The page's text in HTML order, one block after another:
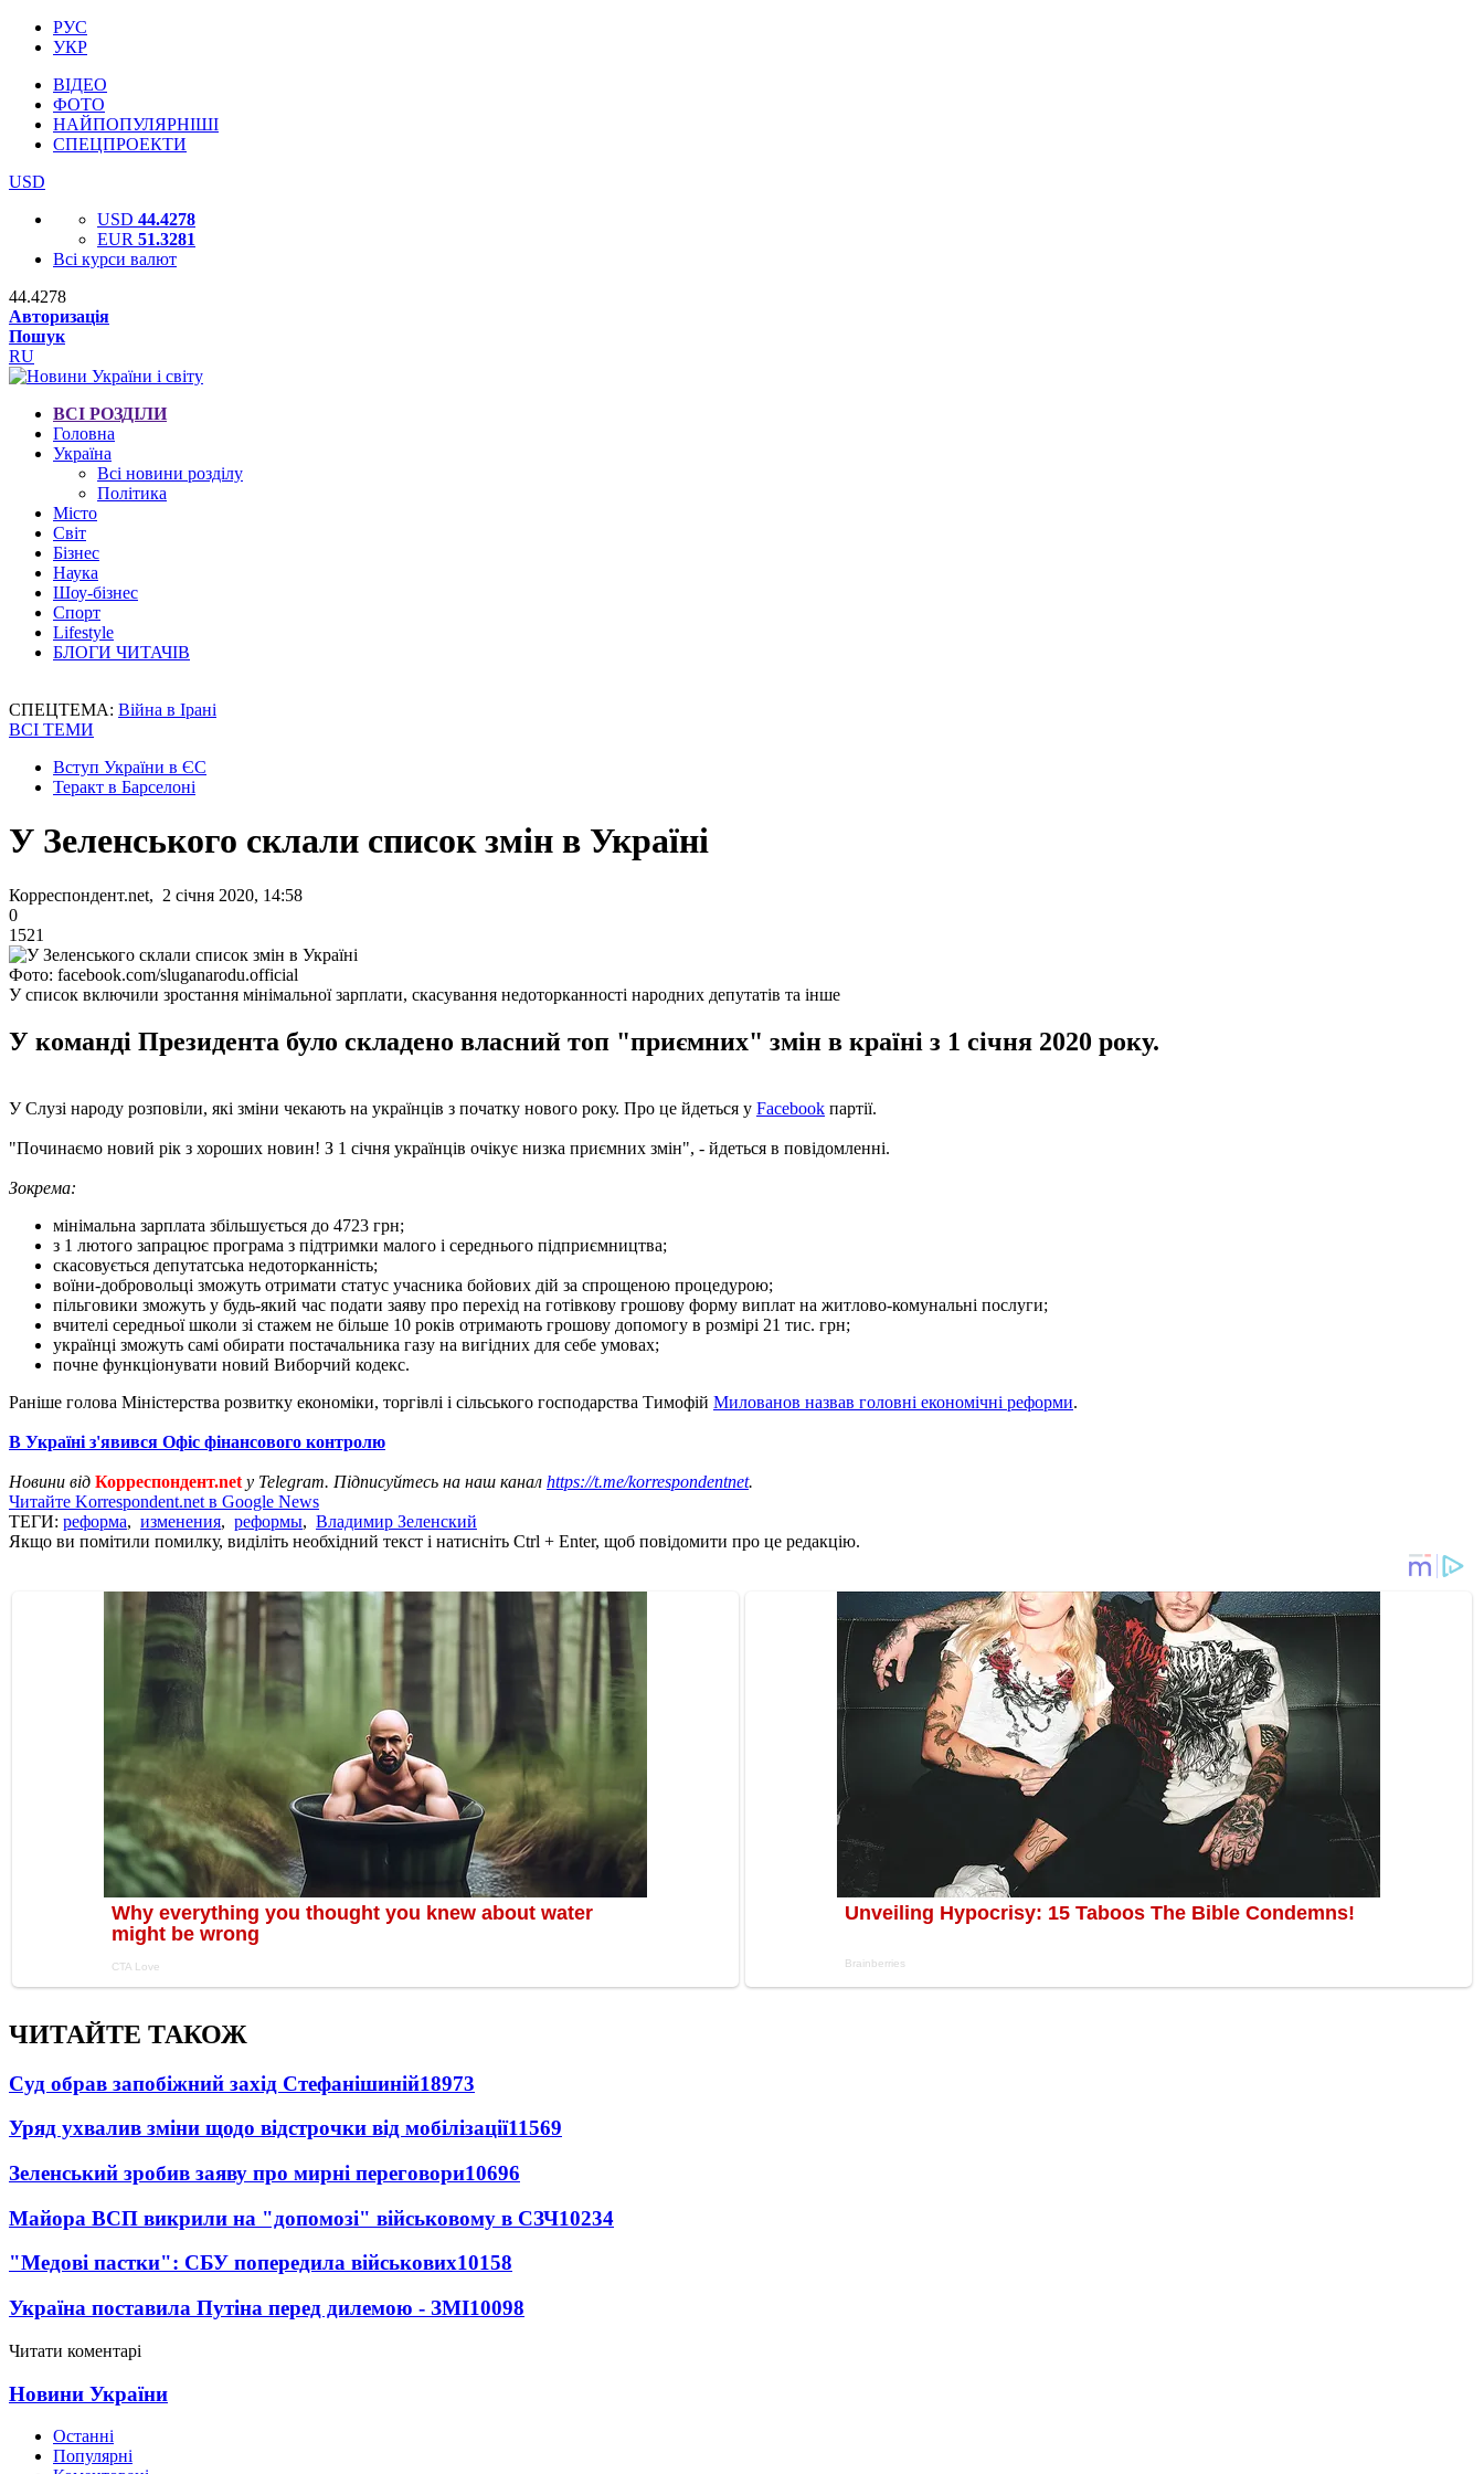
РУС
УКР
ВІДЕО
ФОТО
НАЙПОПУЛЯРНІШІ
СПЕЦПРОЕКТИ
USD
USD 44.4278
EUR 51.3281
Всі курси валют
44.4278
Авторизація
Пошук
RU
ВСІ РОЗДІЛИ
Головна
Україна
Всі новини розділу
Політика
Місто
Світ
Бізнес
Наука
Шоу-бізнес
Спорт
Lifestyle
БЛОГИ ЧИТАЧІВ
СПЕЦТЕМА: Війна в Ірані
ВСІ ТЕМИ
Вступ України в ЄС
Теракт в Барселоні
У Зеленського склали список змін в Україні
Корреспондент.net, 2 січня 2020, 14:58
0
1521
Фото: facebook.com/sluganarodu.official
У список включили зростання мінімальної зарплати, скасування недоторканності народних депутатів та інше
У команді Президента було складено власний топ "приємних" змін в країні з 1 січня 2020 року.
У Слузі народу розповіли, які зміни чекають на українців з початку нового року. Про це йдеться у Facebook партії.
"Починаємо новий рік з хороших новин! З 1 січня українців очікує низка приємних змін", - йдеться в повідомленні.
Зокрема:
мінімальна зарплата збільшується до 4723 грн;
з 1 лютого запрацює програма з підтримки малого і середнього підприємництва;
скасовується депутатська недоторканність;
воїни-добровольці зможуть отримати статус учасника бойових дій за спрощеною процедурою;
пільговики зможуть у будь-який час подати заяву про перехід на готівкову грошову форму виплат на житлово-комунальні послуги;
вчителі середньої школи зі стажем не більше 10 років отримають грошову допомогу в розмірі 21 тис. грн;
українці зможуть самі обирати постачальника газу на вигідних для себе умовах;
почне функціонувати новий Виборчий кодекс.
Раніше голова Міністерства розвитку економіки, торгівлі і сільського господарства Тимофій Милованов назвав головні економічні реформи.
В Україні з'явився Офіс фінансового контролю
Новини від Корреспондент.net у Telegram. Підписуйтесь на наш канал https://t.me/korrespondentnet.
Читайте Korrespondent.net в Google News
ТЕГИ: реформа, изменения, реформы, Владимир Зеленский
Якщо ви помітили помилку, виділіть необхідний текст і натисніть Ctrl + Enter, щоб повідомити про це редакцію.
ЧИТАЙТЕ ТАКОЖ
Суд обрав запобіжний захід Стефанішиній18973
Уряд ухвалив зміни щодо відстрочки від мобілізації11569
Зеленський зробив заяву про мирні переговори10696
Майора ВСП викрили на "допомозі" військовому в СЗЧ10234
"Медові пастки": СБУ попередила військових10158
Україна поставила Путіна перед дилемою - ЗМІ10098
Читати коментарі
Новини України
Останні
Популярні